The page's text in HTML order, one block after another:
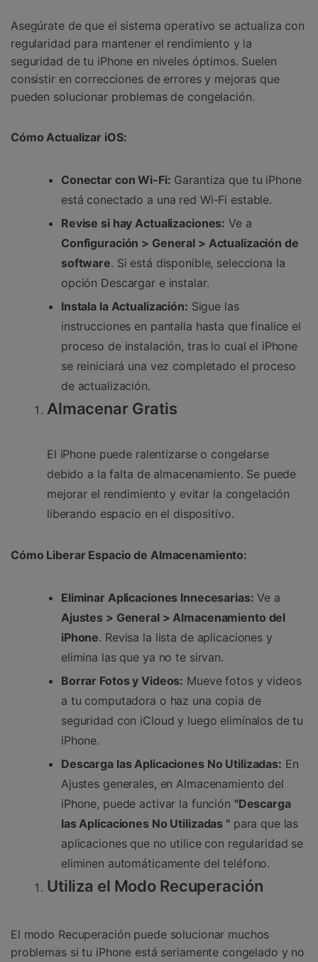
Asegúrate de que el sistema operativo se actualiza con
regularidad para mantener el rendimiento y la
seguridad de tu iPhone en niveles óptimos. Suelen
consistir en correcciones de errores y mejoras que
pueden solucionar problemas de congelación.
Cómo Actualizar iOS:
Conectar con Wi-Fi: Garantiza que tu iPhone
está conectado a una red Wi-Fi estable.
Revise si hay Actualizaciones: Ve a
Configuración > General > Actualización de
software. Si está disponible, selecciona la
opción Descargar e instalar.
Instala la Actualización: Sigue las
instrucciones en pantalla hasta que finalice el
proceso de instalación, tras lo cual el iPhone
se reiniciará una vez completado el proceso
de actualización.
Almacenar Gratis
El iPhone puede ralentizarse o congelarse
debido a la falta de almacenamiento. Se puede
mejorar el rendimiento y evitar la congelación
liberando espacio en el dispositivo.
Cómo Liberar Espacio de Almacenamiento:
Eliminar Aplicaciones Innecesarias: Ve a
Ajustes > General > Almacenamiento del
iPhone. Revisa la lista de aplicaciones y
elimina las que ya no te sirvan.
Borrar Fotos y Videos: Mueve fotos y videos
a tu computadora o haz una copia de
seguridad con iCloud y luego elimínalos de tu
iPhone.
Descarga las Aplicaciones No Utilizadas: En
Ajustes generales, en Almacenamiento del
iPhone, puede activar la función "Descarga
las Aplicaciones No Utilizadas "para que las
aplicaciones que no utilice con regularidad se
eliminen automáticamente del teléfono.
Utiliza el Modo Recuperación
El modo Recuperación puede solucionar muchos
problemas si tu iPhone está seriamente congelado y no